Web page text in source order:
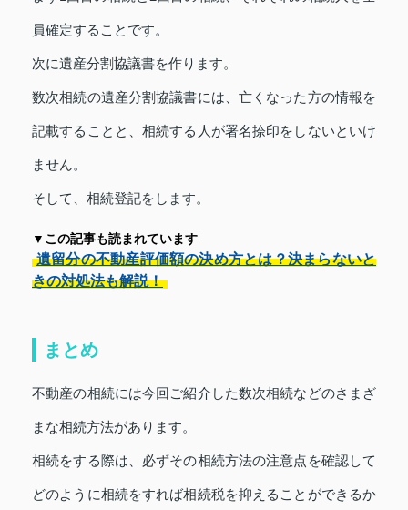
員確定することです。
次に遺産分割協議書を作ります。
数次相続の遺産分割協議書には、亡くなった方の情報を
記載することと、相続する人が署名捺印をしないといけ
ません。
そして、相続登記をします。
▼この記事も読まれています
遺留分の不動産評価額の決め方とは？決まらないと
きの対処法も解説！
まとめ
不動産の相続には今回ご紹介した数次相続などのさまざ
まな相続方法があります。
相続をする際は、必ずその相続方法の注意点を確認して
どのように相続をすれば相続税を抑えることができるか